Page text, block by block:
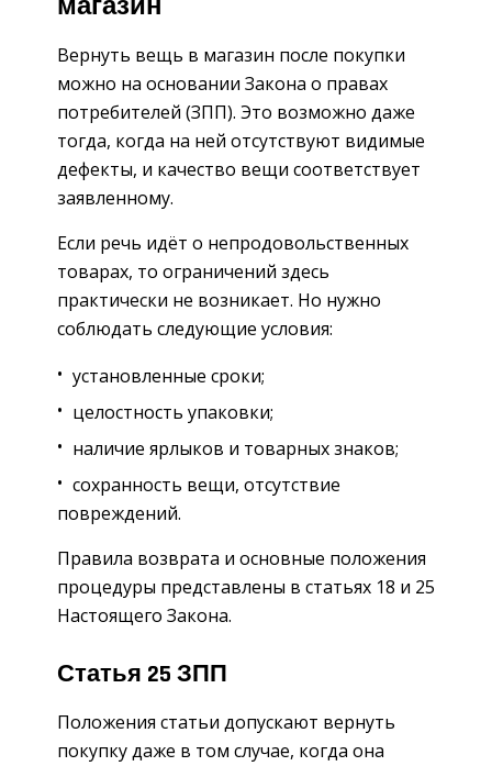
Вернуть вещь в магазин после покупки
можно на основании Закона о правах
потребителей (ЗПП). Это возможно даже
тогда, когда на ней отсутствуют видимые
дефекты, и качество вещи соответствует
заявленному.
Если речь идёт о непродовольственных
товарах, то ограничений здесь
практически не возникает. Но нужно
соблюдать следующие условия:
установленные сроки;
целостность упаковки;
наличие ярлыков и товарных знаков;
сохранность вещи, отсутствие
повреждений.
Правила возврата и основные положения
процедуры представлены в статьях 18 и 25
Настоящего Закона.
Статья 25 ЗПП
Положения статьи допускают вернуть
покупку даже в том случае, когда она